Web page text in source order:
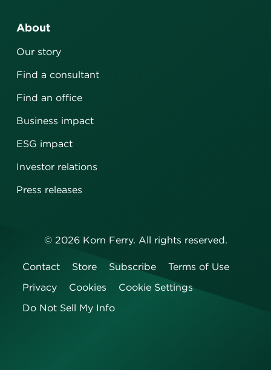
About
Our story
Find a consultant
Find an office
Business impact
ESG impact
Investor relations
Press releases
© 2026Korn Ferry. All rights reserved.
Contact Store Subscribe
Terms of Use
Privacy
Cookies
Cookie Settings
Do Not Sell My Info